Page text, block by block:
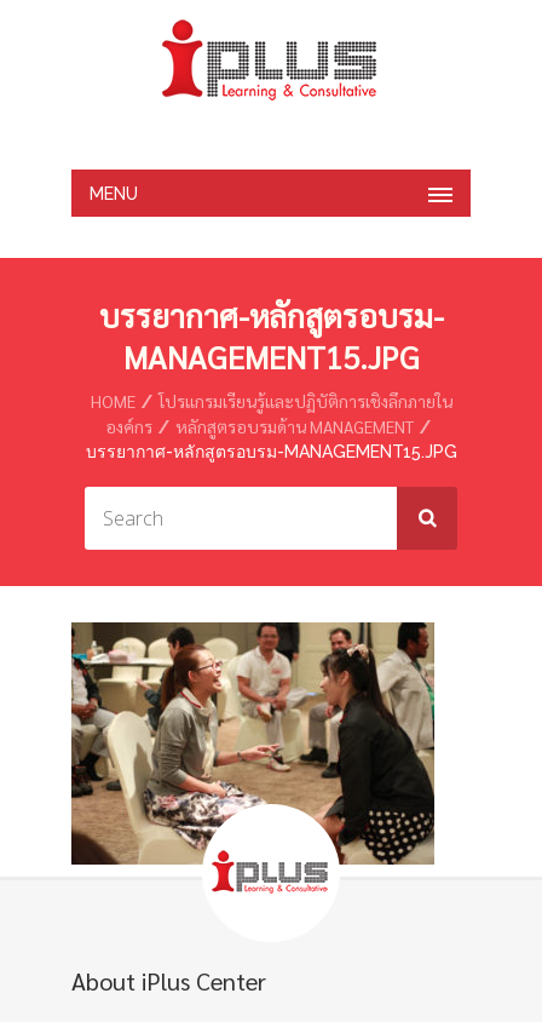
MENU
บรรยากาศ-หลักสูตรอบรม-
MANAGEMENT15.JPG
HOME
โปรแกรมเรียนรู้และปฏิบัติการเชิงลึกภายใน
องค์กร
หลักสูตรอบรมด้าน MANAGEMENT
บรรยากาศ-หลักสูตรอบรม-MANAGEMENT15.JPG
About iPlus Center